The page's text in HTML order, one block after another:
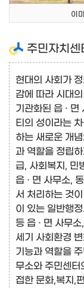
이
주민자치센
현대의 사회가
감에 따라 시대
기관화된 읍 · 면
티의 성이라는
하는 새로운 개
과 역할을 정립
급, 사회복지, 민
읍 · 면 사무소,
서 처리하는 것
이 있는 일반행
등 읍 · 면 사무
세기 사회환경
기능과 역할을
무소와 주민센터
접한 문화,복지,